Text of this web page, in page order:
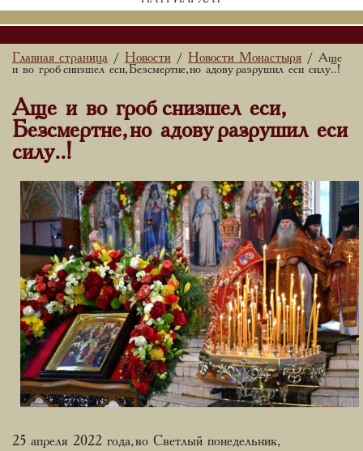
Главная страница / Новости / Новости Монастыря / Аще
и во гроб снизшел еси, Безсмертне, но адову разрушил еси силу..!
Аще и во гроб снизшел еси,
Безсмертне, но адову разрушил еси
силу..!
25 апреля 2022 года, во Светлый понедельник,